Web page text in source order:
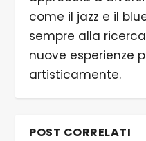
come il jazz e il
sempre alla
nuove esperienze
artisticamente.
POST CORRELATI